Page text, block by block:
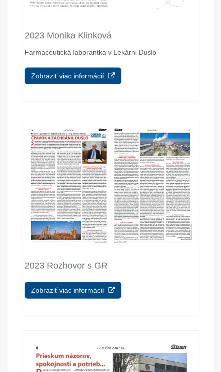
2023 Monika Klinková
Farmaceutická laborantka v Lekárni Duslo
Zobraziť viac informácií
2023 Rozhovor s GR
Zobraziť viac informácií